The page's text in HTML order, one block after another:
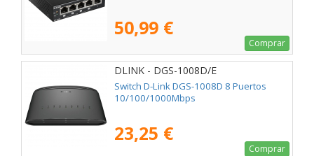
50,99 €
Comprar
DLINK - DGS-1008D/E
Switch D-Link DGS-1008D 8 Puertos
10/100/1000Mbps
23,25 €
Comprar